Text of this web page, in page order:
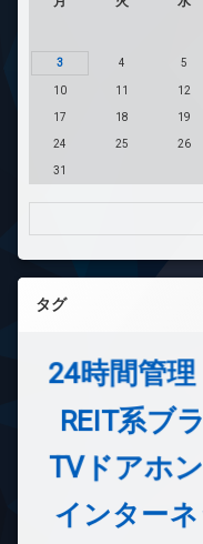
3 4 5
10 11 12
17 18 19
24 25 26
31
タグ
24時間管理
REIT系ブ
TVドアホン
インター